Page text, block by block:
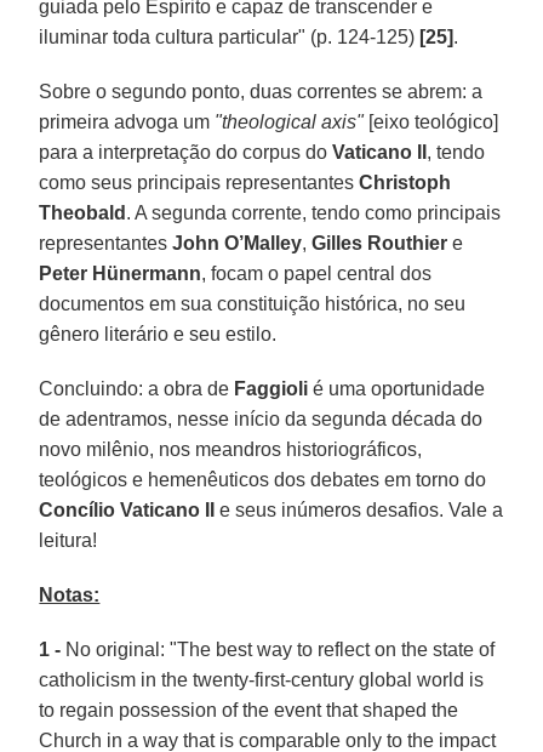
guiada pelo Espírito e capaz de transcender e
iluminar toda cultura particular" (p. 124-125) [25].
Sobre o segundo ponto, duas correntes se abrem: a
primeira advoga um "theological axis"[eixo teológico]
para a interpretação do corpus do Vaticano II , tendo
como seus principais representantesChristoph
Theobald . A segunda corrente, tendo como principais
representantesJohn O’Malley,Gilles Routhier e
Peter Hünermann, focam o papel central dos
documentos em sua constituição histórica, no seu
gênero literário e seu estilo.
Concluindo: a obra de Faggiolié uma oportunidade
de adentramos, nesse início da segunda década do
novo milênio, nos meandros historiográficos,
teológicos e hemenêuticos dos debates em torno do
Concílio Vaticano II
e seus inúmeros desafios. Vale a
leitura!
Notas:
1 - No original: "The best way to reflect on the state of
catholicism in the twenty-first-century global world is
to regain possession of the event that shaped the
Church in a way that is comparable only to the impact